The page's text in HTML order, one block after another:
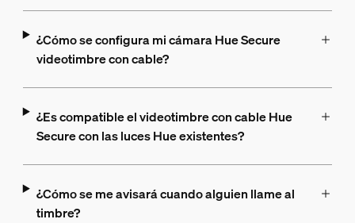
¿Cómo se configura mi cámara Hue Secure
videotimbre con cable?
¿Es compatible el videotimbre con cable Hue
Secure con las luces Hue existentes?
¿Cómo se me avisará cuando alguien llame al
timbre?